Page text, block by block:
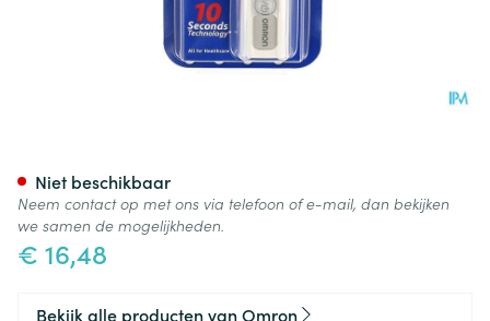
€ 16,48
Niet beschikbaar
Neem contact op met ons via telefoon of e-mail, dan bekijken
we samen de mogelijkheden.
Bekijk alle producten van Omron